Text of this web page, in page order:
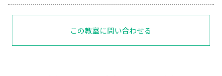
この教室に問い合わせる